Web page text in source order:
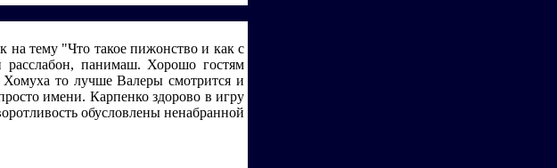
на тему "Что такое пижонство и как с
панимаш. Хорошо гостям
то лучше Валеры смотрится и
имени. Карпенко здорово в игру
обусловлены ненабранной